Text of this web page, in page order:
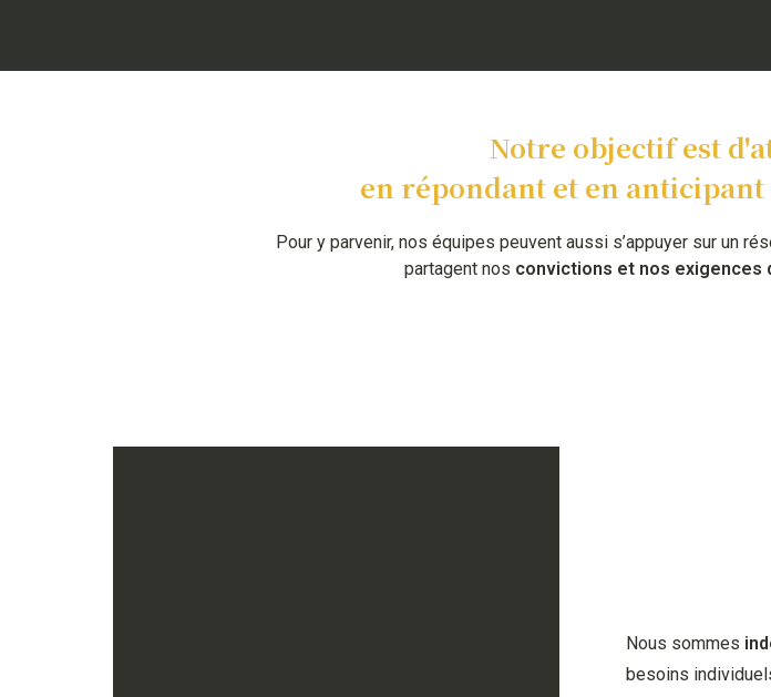
Notre objectif est
en répondant et en
Pour y parvenir, nos équipes peuvent aussi s’appuyer sur un
partagent nos convictions et nos exigences
Nous sommes
besoins